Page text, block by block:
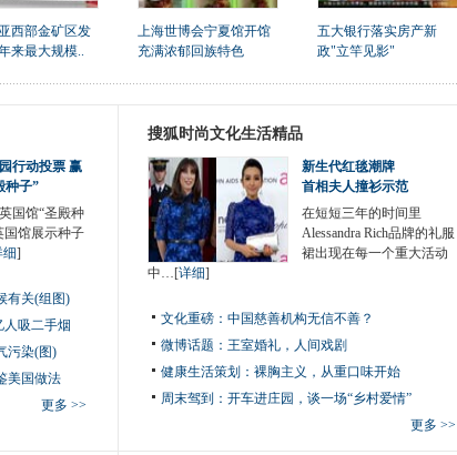
西部金矿区发
来最大规模..
上海世博会宁夏馆开馆
充满浓郁回族特色
五大银行落实房产新
政"立竿见影"
行动投票 赢
种子”
国馆“圣殿种
国馆展示种子
细]
有关(组图)
人吸二手烟
污染(图)
美国做法
更多 >>
搜狐时尚文化生活精品
新生代红毯潮牌
首相夫人撞衫示范
在短短三年的时间里
Alessandra Rich品牌的礼服
裙出现在每一个重大活动
中…[详细]
文化重磅： 中国慈善机构无信不善？
微博话题： 王室婚礼，人间戏剧
健康生活策划： 裸胸主义，从重口味开始
周末驾到： 开车进庄园，谈一场“乡村爱情”
更多 >>